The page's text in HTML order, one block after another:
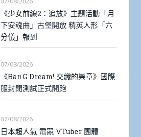
《少女前線2：追放》主題活動「月
下安魂曲」古堡開放 精英人形「六
分儀」報到
07/08/2026
《BanG Dream! 交織的樂章》國際
服封閉測試正式開跑
07/08/2026
日本超人氣 電競 VTuber 團體